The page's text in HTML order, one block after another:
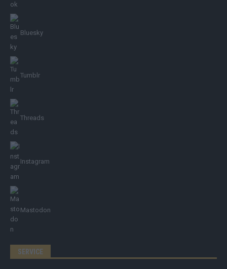
Bluesky
Tumblr
Threads
Instagram
Mastodon
SERVICE